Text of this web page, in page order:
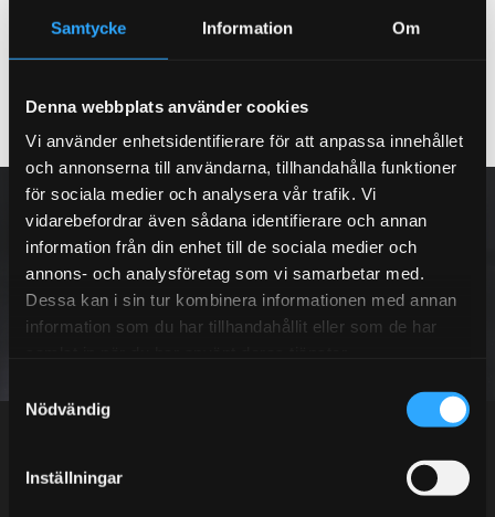
Samtycke Information Om
Denna webbplats använder cookies
Vi använder enhetsidentifierare för att anpassa innehållet
och annonserna till användarna, tillhandahålla funktioner
för sociala medier och analysera vår trafik. Vi
vidarebefordrar även sådana identifierare och annan
information från din enhet till de sociala medier och
annons- och analysföretag som vi samarbetar med.
Dessa kan i sin tur kombinera informationen med annan
information som du har tillhandahållit eller som de har
Nödvändig
Inställningar
NYHETSBREV
PRENUMERERA